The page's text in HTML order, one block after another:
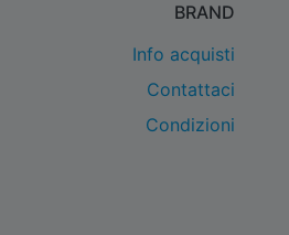
BRAND
Info acquisti
Contattaci
Condizioni